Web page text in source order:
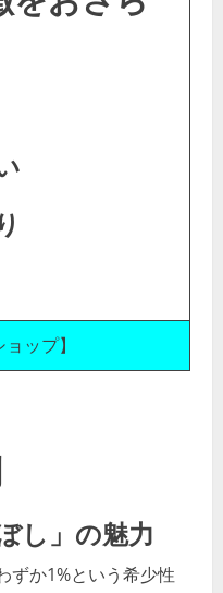
ップ】
し」の魅力
ずか1%という希少性